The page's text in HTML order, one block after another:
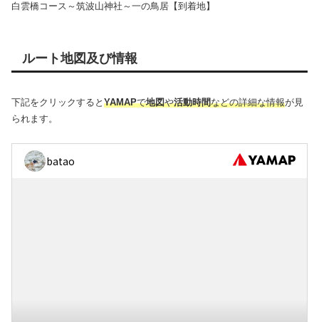
白雲橋コース～筑波山神社～一の鳥居【到着地】
ルート地図及び情報
下記をクリックすると YAMAPで地図や活動時間などの詳細な情報が見
られます。